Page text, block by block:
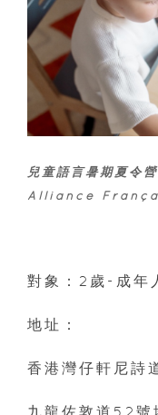
兒童語言暑期夏令營
Alliance
對象：2歲-成年
地址：
香港灣仔軒尼詩